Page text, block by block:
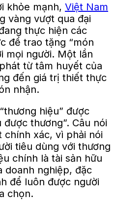
khỏe mạnh, Việt Nam
vàng vượt qua đại
thực hiện các
để trao tặng “món
mọi người. Một lần
từ tâm huyết của
đến giá trị thiết thực
nhận.
hiệu” được
thương”. Câu nói
xác, vì phải nói
tiêu dùng với thương
chính là tài sản hữu
doanh nghiệp, đặc
để luôn được người
chọn.